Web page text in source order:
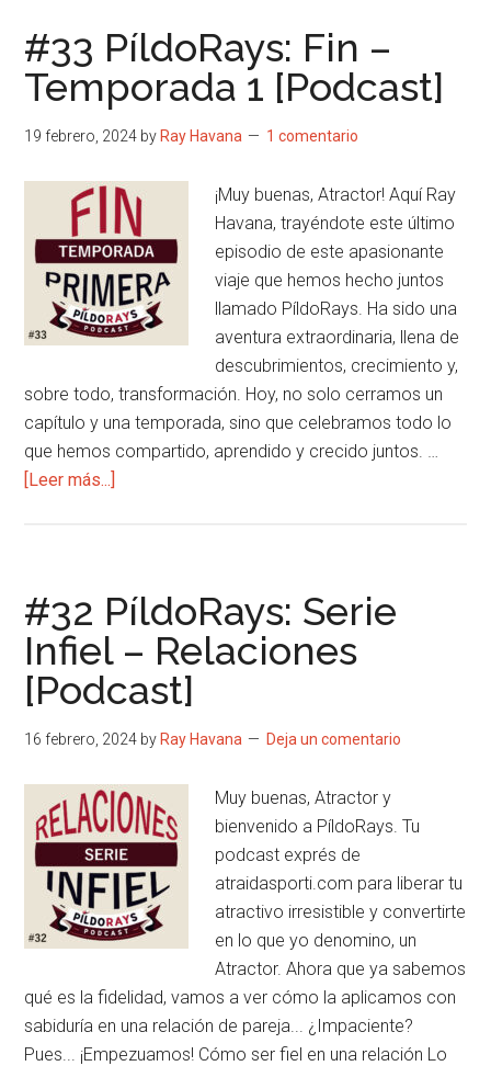
#33 PíldoRays: Fin –
Temporada 1 [Podcast]
19 febrero, 2024 by Ray Havana 1 comentario
¡Muy buenas, Atractor! Aquí Ray
Havana, trayéndote este último
episodio de este apasionante
viaje que hemos hecho juntos
llamado PíldoRays. Ha sido una
aventura extraordinaria, llena de
descubrimientos, crecimiento y,
sobre todo, transformación. Hoy, no solo cerramos un
capítulo y una temporada, sino que celebramos todo lo
que hemos compartido, aprendido y crecido juntos. …
[Leer más...]
Fin
–
Temporada
1
[Podcast]
#32 PíldoRays: Serie
Infiel – Relaciones
[Podcast]
16 febrero, 2024 by Ray Havana Deja un comentario
Muy buenas, Atractor y
bienvenido a PíldoRays. Tu
podcast exprés de
atraidasporti.com para liberar tu
atractivo irresistible y convertirte
en lo que yo denomino, un
Atractor. Ahora que ya sabemos
qué es la fidelidad, vamos a ver cómo la aplicamos con
sabiduría en una relación de pareja... ¿Impaciente?
Pues... ¡Empezuamos! Cómo ser fiel en una relación Lo